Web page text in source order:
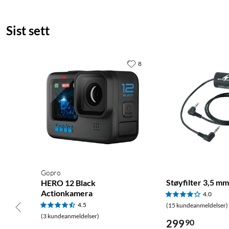
Sist sett
Gopro
HERO 12 Black
Actionkamera
4.5
(3 kundeanmeldelser)
8
Støyfilter 3,5 mm
4.0
(15 kundeanmeldelser)
29990